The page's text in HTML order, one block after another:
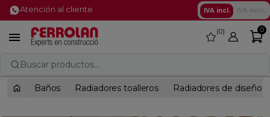
Atención al cliente IVA incl.
 favorite
0 0
Buscar productos...
Baños Radiadores toalleros Radiadores de diseño